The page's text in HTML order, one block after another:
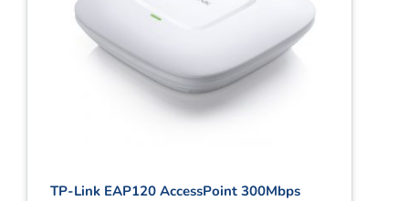
TP-Link EAP120 AccessPoint 300Mbps